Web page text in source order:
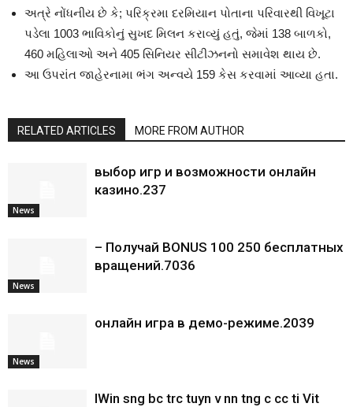
અત્રે નોંધનીય છે કે; પરિક્રમા દરમિયાન પોતાના પરિવારથી વિખૂટા
પડેલા 1003 ભાવિકોનું સુખદ મિલન કરાવ્યું હતું, જેમાં 138 બાળકો,
460 મહિલાઓ અને 405 સિનિયર સીટીઝનનો સમાવેશ થાય છે.
આ ઉપરાંત જાહેરનામા ભંગ અન્વયે 159 કેસ કરવામાં આવ્યા હતા.
RELATED ARTICLES MORE FROM AUTHOR
News
выбор игр и возможности онлайн
казино.237
News
– Получай BONUS 100 250 бесплатных
вращений.7036
News
онлайн игра в демо-режиме.2039
IWin sng bc trc tuyn v nn tng c cc ti Vit